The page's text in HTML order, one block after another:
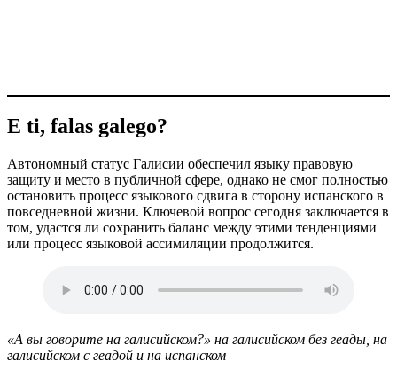
E ti, falas galego?
Автономный статус Галисии обеспечил языку правовую
защиту и место в публичной сфере, однако не смог полностью
остановить процесс языкового сдвига в сторону испанского в
повседневной жизни. Ключевой вопрос сегодня заключается в
том, удастся ли сохранить баланс между этими тенденциями
или процесс языковой ассимиляции продолжится.
«А вы говорите на галисийском?» на галисийском без геады, на
галисийском с геадой и на испанском